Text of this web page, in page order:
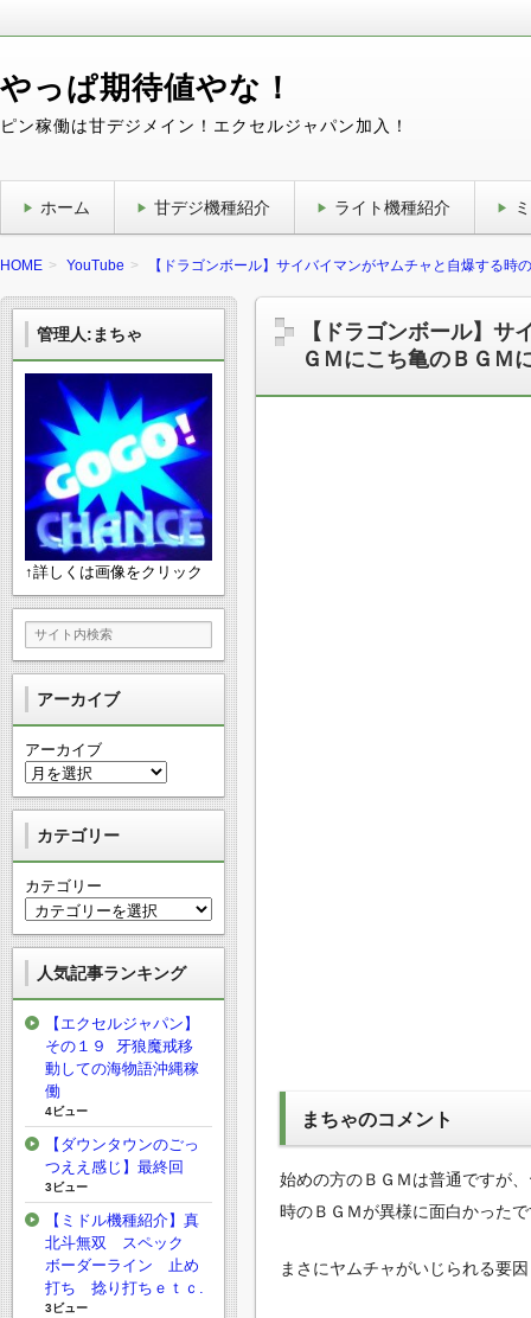
やっぱ期待値やな！
ピン稼働は甘デジメイン！エクセルジャパン加入！
ホーム 甘デジ機種紹介 ライト機種紹介
HOME YouTube 【ドラゴンボール】サイバイマンがヤムチャと自爆する時
【ドラゴンボール】サ
ＧＭにこち亀のＢＧＭ
まちゃのコメント
始めの方のＢＧＭは普通ですが
時のＢＧＭが異様に面白かった
まさにヤムチャがいじられる要
管理人:まちゃ
↑詳しくは画像をクリック
アーカイブ
アーカイブ
カテゴリー
カテゴリー
人気記事ランキング
【エクセルジャパン】
その１９ 牙狼魔戒移
動しての海物語沖縄稼
働
4ビュー
【ダウンタウンのごっ
つええ感じ】最終回
3ビュー
【ミドル機種紹介】真
北斗無双 スペック
ボーダーライン 止め
打ち 捻り打ちｅｔｃ.
3ビュー